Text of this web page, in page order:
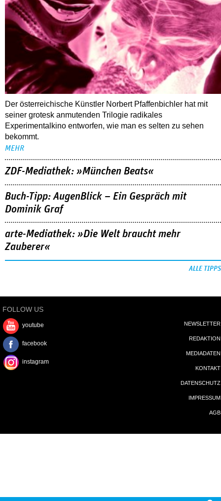
Der österreichische Künstler Norbert Pfaffenbichler hat mit
seiner grotesk anmutenden Trilogie radikales
Experimentalkino entworfen, wie man es selten zu sehen
bekommt.
MEHR
ZDF-Mediathek: »München Beats«
Buch-Tipp: AugenBlick – Ein Gespräch mit
Dominik Graf
arte-Mediathek: »Die Welt braucht mehr
Zauberer«
ALLE TIPPS
FOLLOW US
youtube
facebook
instagram
NEWSLETTER
REDAKTION
MEDIADATEN
KONTAKT
DATENSCHUTZ
IMPRESSUM
AGB